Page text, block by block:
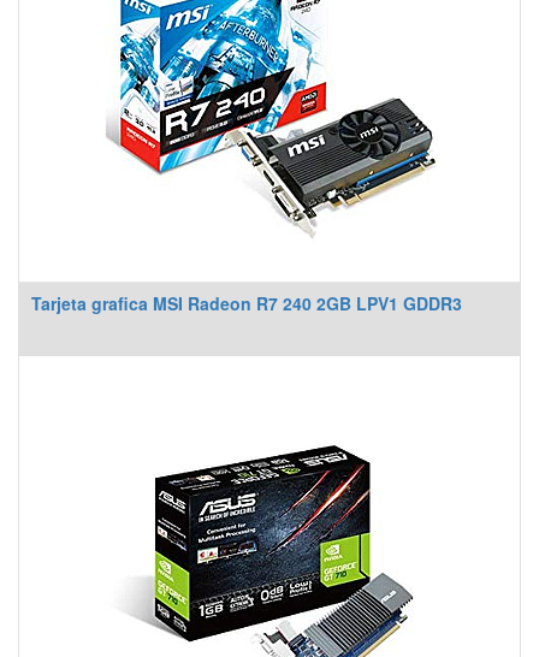
Tarjeta grafica MSI Radeon R7 240 2GB LPV1 GDDR3